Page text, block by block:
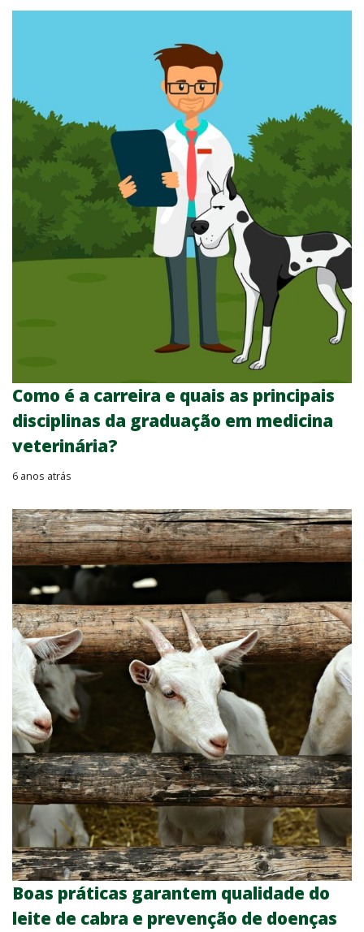
Como é a carreira e quais as principais
disciplinas da graduação em medicina
veterinária?
6 anos atrás
Boas práticas garantem qualidade do
leite de cabra e prevenção de doenças